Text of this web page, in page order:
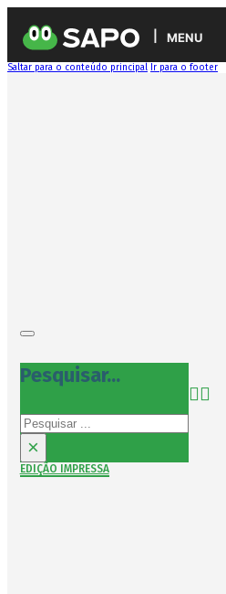
MENU
Saltar para o conteúdo principal Ir para o footer
Pesquisar...
Pesquisar
×
EDIÇÃO IMPRESSA